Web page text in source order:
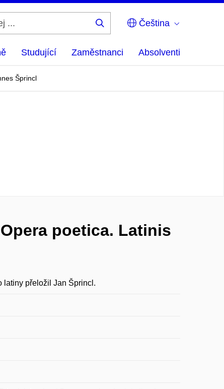
Čeština
Studující Zaměstnanci Absolventi
Šprincl
poetica. Latinis
latiny přeložil Jan Šprincl.